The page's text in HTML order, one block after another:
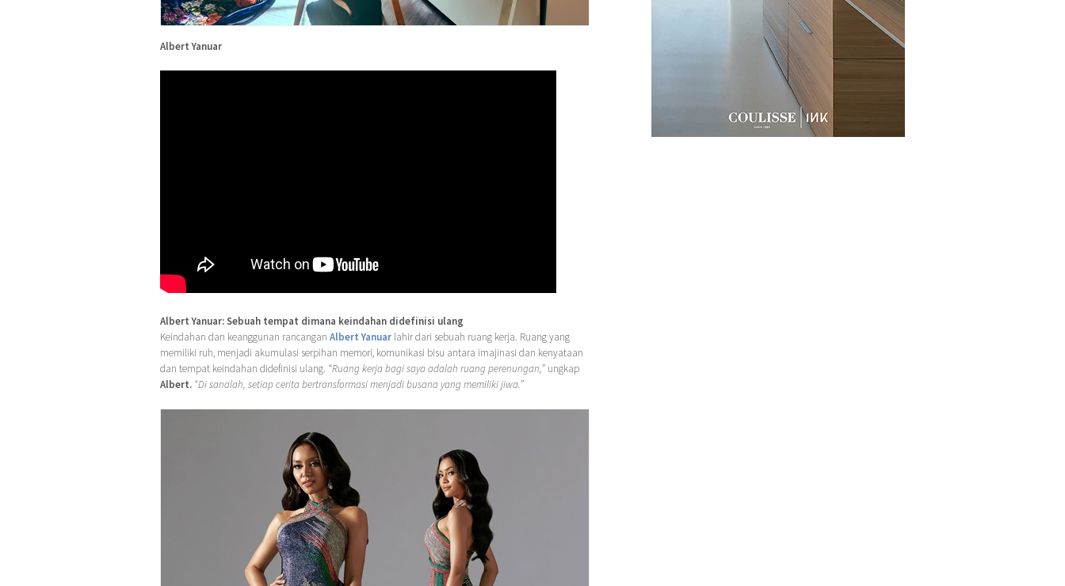
Albert Yanuar
Albert Yanuar: Sebuah tempat dimana keindahan didefinisi ulang
Keindahan dan keanggunan rancangan Albert Yanuar lahir dari sebuah ruang kerja. Ruang yang
memiliki ruh, menjadi akumulasi serpihan memori, komunikasi bisu antara imajinasi dan kenyataan
dan tempat keindahan didefinisi ulang. “Ruang kerja bagi saya adalah ruang perenungan,” ungkap
Albert. “Di sanalah, setiap cerita bertransformasi menjadi busana yang memiliki jiwa.”